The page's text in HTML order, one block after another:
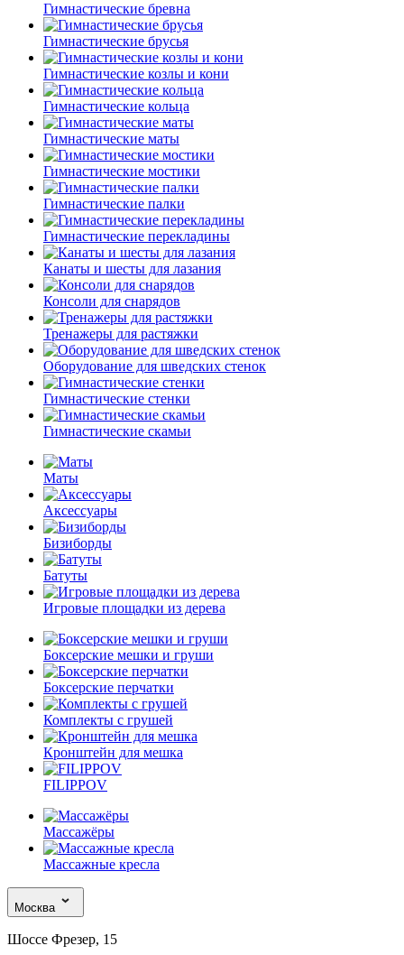
Гимнастические бревна
Гимнастические брусья
Гимнастические козлы и кони
Гимнастические кольца
Гимнастические маты
Гимнастические мостики
Гимнастические палки
Гимнастические перекладины
Канаты и шесты для лазания
Консоли для снарядов
Тренажеры для растяжки
Оборудование для шведских стенок
Гимнастические стенки
Гимнастические скамьи
Маты
Аксессуары
Бизиборды
Батуты
Игровые площадки из дерева
Боксерские мешки и груши
Боксерские перчатки
Комплекты с грушей
Кронштейн для мешка
FILIPPOV
Массажёры
Массажные кресла
Москва
Шоссе Фрезер, 15